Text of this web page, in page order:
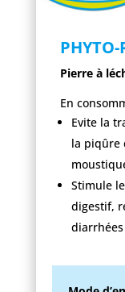
PHYTO-
Pierre à
En
Evite la
la piqûre
Stimule
digestif,
diarrhées